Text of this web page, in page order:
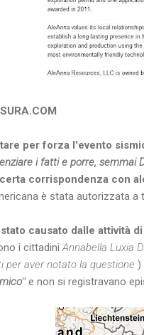
per forza l'evento
i fatti e porre, semmai
corrispondenza con
è stata autorizzata a
causato dalle attività
i cittadini Annabella Luxia
per aver notato la questione )
" e non si registravano